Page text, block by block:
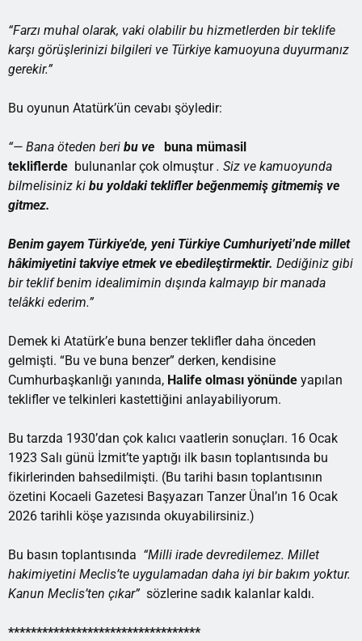
“Farzı muhal olarak, vaki olabilir bu hizmetlerden bir teklife
karşı görüşlerinizi bilgileri ve Türkiye kamuoyuna duyurmanız
gerekir.”
Bu oyunun Atatürk’ün cevabı şöyledir:
“— Bana öteden beri bu ve
buna mümasil
tekliflerde bulunanlar çok olmuştur. Siz ve kamuoyunda
bilmelisiniz ki bu yoldaki teklifler beğenmemiş gitmemiş ve
gitmez.
Benim gayem Türkiye’de, yeni Türkiye Cumhuriyeti’nde millet
hâkimiyetini takviye etmek ve ebedileştirmektir. Dediğiniz gibi
bir teklif benim idealimimin dışında kalmayıp bir manada
telâkki ederim.”
Demek ki Atatürk’e buna benzer teklifler daha önceden
gelmişti. “Bu ve buna benzer” derken, kendisine
Cumhurbaşkanlığı yanında, Halife olması yönünde yapılan
teklifler ve telkinleri kastettiğini anlayabiliyorum.
Bu tarzda 1930’dan çok kalıcı vaatlerin sonuçları. 16 Ocak
1923 Salı günü İzmit’te yaptığı ilk basın toplantısında bu
fikirlerinden bahsedilmişti. (Bu tarihi basın toplantısının
özetini Kocaeli Gazetesi Başyazarı Tanzer Ünal’ın 16 Ocak
2026 tarihli köşe yazısında okuyabilirsiniz.)
Bu basın toplantısında “Milli irade devredilemez. Millet
hakimiyetini Meclis’te uygulamadan daha iyi bir bakım yoktur.
Kanun Meclis’ten çıkar”sözlerine sadık kalanlar kaldı.
**********************************